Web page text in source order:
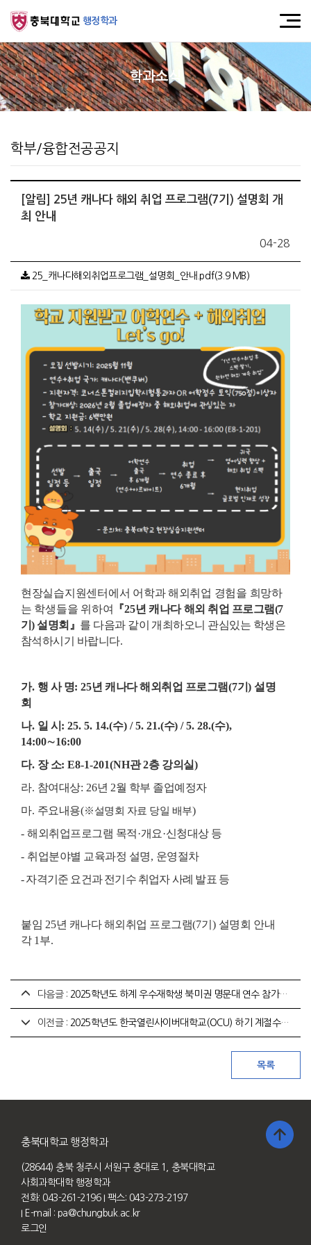
행정학과
학과소식
학부/융합전공공지
[알림] 25년 캐나다 해외 취업 프로그램(7기) 설명회 개
최 안내
04-28
25_캐나다해외취업프로그램_설명회_안내.pdf(3.9 MB)
현장실습지원센터에서 어학과 해외취업 경험을 희망하
는 학생들을 위하여
『25년 캐나다해외 취업 프로그램(7
기)설명회 』 를 다음과 같이 개최하오니 관심있는 학생은
참석하시기 바랍니다.
가. 행 사 명: 25년 캐나다 해외취업 프로그램(7기)설명
회
나. 일 시 : 25. 5. 14.(수) / 5. 21.(수) / 5. 28.(수),
14:00∼16:00
다. 장 소: E8-1-201(NH관2층 강의실)
라. 참여대상: 26년 2월 학부 졸업예정자
마. 주요내용(※설명회 자료 당일 배부)
- 해외취업프로그램 목적·개요·신청대상 등
- 취업분야별 교육과정 설명, 운영절차
-자격기준 요건과 전기수 취업자 사례 발표 등
붙임 25년 캐나다 해외취업 프로그램(7기 ) 설명회 안내
각 1 부.
다음글 : 2025학년도 하계 우수재학생 북미권 명문대 연수 참가자 선발 안내
이전글 : 2025학년도 한국열린사이버대학교(OCU) 하기 계절수업 안내
충북대학교 행정학과
(28644) 충북 청주시 서원구 충대로 1, 충북대학교
사회과학대학 행정학과
전화: 043-261-2196 I 팩스: 043-273-2197
I E-mail : pa@chungbuk.ac.kr
로그인